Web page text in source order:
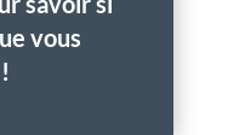
vous